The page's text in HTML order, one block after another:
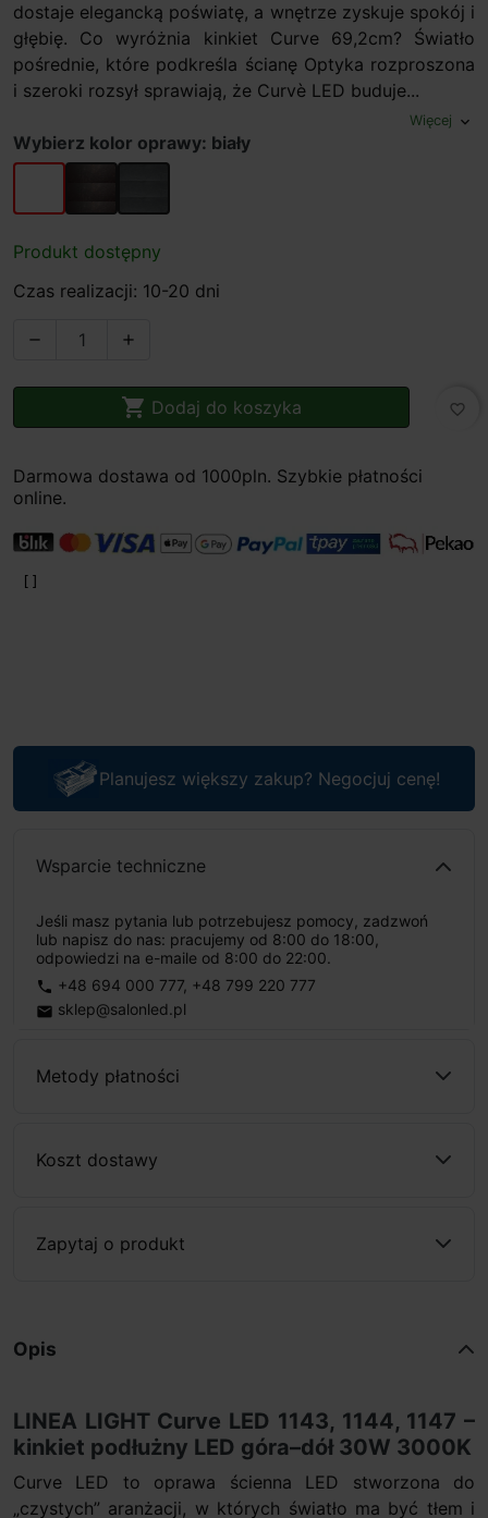
dostaje elegancką poświatę, a wnętrze zyskuje spokój i
głębię. Co wyróżnia kinkiet Curve 69,2cm? Światło
pośrednie, które podkreśla ścianę Optyka rozproszona
i szeroki rozsył sprawiają, że Curvè LED buduje...
Więcej expand_more
Wybierz kolor oprawy: biały
biały rdzawybeton
Produkt dostępny
Czas realizacji: 10-20 dni
 
 Dodaj do koszyka favorite_border
Darmowa dostawa od 1000pln. Szybkie płatności
online.
Planujesz większy zakup? Negocjuj cenę!
Wsparcie techniczne
Jeśli masz pytania lub potrzebujesz pomocy, zadzwoń
lub napisz do nas: pracujemy od 8:00 do 18:00,
odpowiedzi na e-maile od 8:00 do 22:00.
phone +48 694 000 777, +48 799 220 777
email sklep@salonled.pl
Metody płatności
Koszt dostawy
Zapytaj o produkt
Opis
LINEA LIGHT Curve LED 1143, 1144, 1147 –
kinkiet podłużny LED góra–dół 30W 3000K
Curve LED to oprawa ścienna LED stworzona do
„czystych” aranżacji, w których światło ma być tłem i